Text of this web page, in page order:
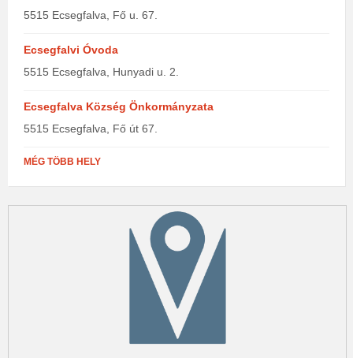
5515 Ecsegfalva, Fő u. 67.
Ecsegfalvi Óvoda
5515 Ecsegfalva, Hunyadi u. 2.
Ecsegfalva Község Önkormányzata
5515 Ecsegfalva, Fő út 67.
MÉG TÖBB HELY